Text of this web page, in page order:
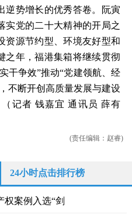
逆势增长的优秀答卷。阮寅
实党的二十大精神的开局之
资源节约型、环境友好型和
之年，福港集箱将继续贯彻
干争效”推动“党建领航、经
不断开创高质量发展与建设
记者 钱嘉宜 通讯员 薛有
(责任编辑：赵睿)
24小时点击排行榜
权案例入选“剑